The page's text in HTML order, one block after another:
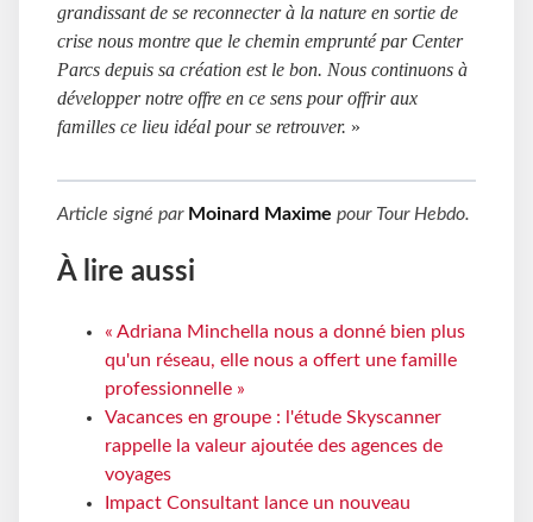
grandissant de se reconnecter à la nature en sortie de
crise nous montre que le chemin emprunté par Center
Parcs depuis sa création est le bon. Nous continuons à
développer notre offre en ce sens pour offrir aux
familles ce lieu idéal pour se retrouver. »
Article signé par Moinard Maxime pour Tour Hebdo.
À lire aussi
« Adriana Minchella nous a donné bien plus
qu'un réseau, elle nous a offert une famille
professionnelle »
Vacances en groupe : l'étude Skyscanner
rappelle la valeur ajoutée des agences de
voyages
Impact Consultant lance un nouveau